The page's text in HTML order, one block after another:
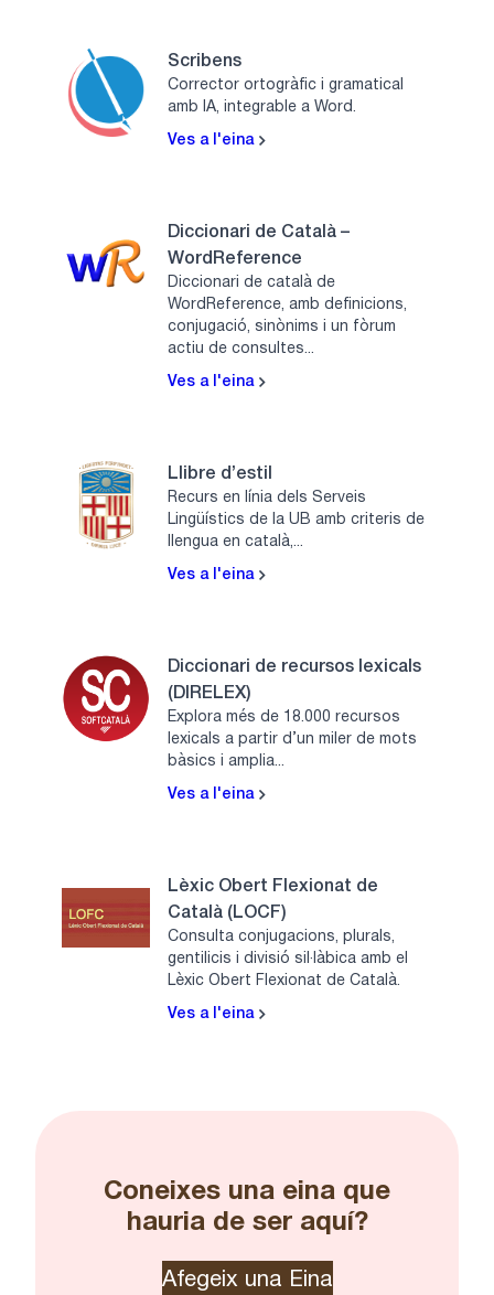
Scribens
Corrector ortogràfic i gramatical
amb IA, integrable a Word.
Ves a l'eina
Diccionari de Català –
WordReference
Diccionari de català de
WordReference, amb definicions,
conjugació, sinònims i un fòrum
actiu de consultes...
Ves a l'eina
Llibre d’estil
Recurs en línia dels Serveis
Lingüístics de la UB amb criteris de
llengua en català,...
Ves a l'eina
Diccionari de recursos lexicals
(DIRELEX)
Explora més de 18.000 recursos
lexicals a partir d’un miler de mots
bàsics i amplia...
Ves a l'eina
Lèxic Obert Flexionat de
Català (LOCF)
Consulta conjugacions, plurals,
gentilicis i divisió sil·làbica amb el
Lèxic Obert Flexionat de Català.
Ves a l'eina
Coneixes una eina que
hauria de ser aquí?
Afegeix una Eina